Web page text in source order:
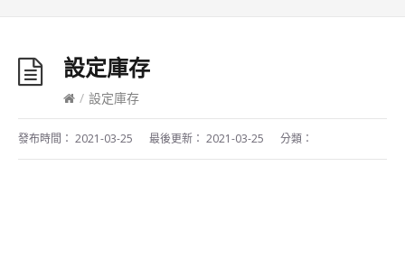
設定庫存
/ 設定庫存
發布時間： 2021-03-25 最後更新： 2021-03-25 分類：